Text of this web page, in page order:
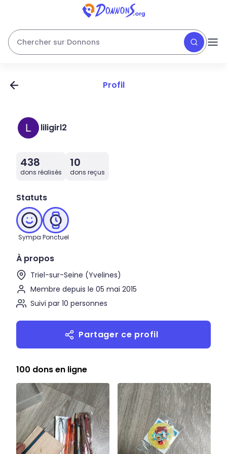
Chercher sur Donnons
Profil
liligirl2
438
dons réalisés
10
dons reçus
Statuts
Sympa Ponctuel
À propos
Triel-sur-Seine (Yvelines)
Membre depuis le 05 mai 2015
Suivi par 10 personnes
Partager ce profil
100 dons en ligne